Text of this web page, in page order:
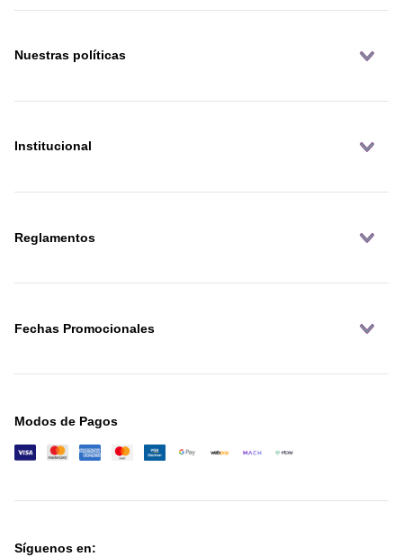
Nuestras políticas
Institucional
Reglamentos
Fechas Promocionales
Modos de Pagos
Síguenos en: